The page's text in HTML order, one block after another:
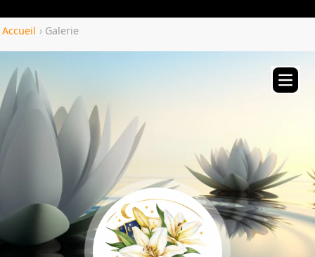
Accueil › Galerie